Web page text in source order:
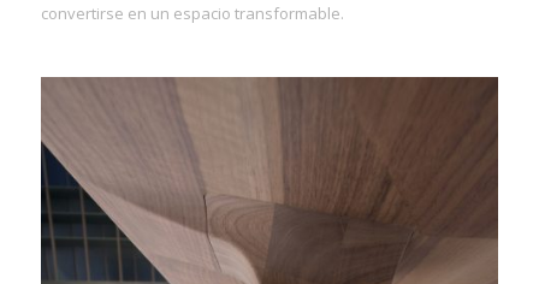
convertirse en un espacio transformable.